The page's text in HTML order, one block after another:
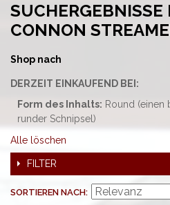
SUCHERGEBNISSE
CONNON
Shop nach
DERZEIT EINKAUFEND BEI:
Form des Inhalts: Round (einen
runder Schnipsel)
Alle löschen
FILTER
SORTIEREN NACH